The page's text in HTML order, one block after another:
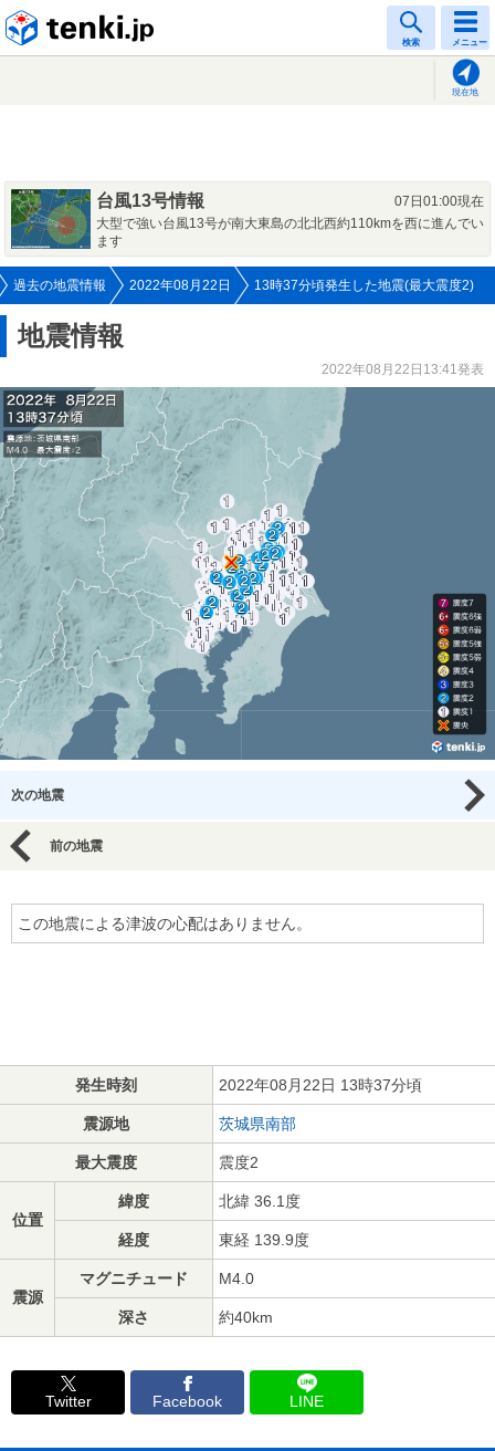
検索 メニュー
現在地
台風13号情報
07日01:00現在
大型で強い台風13号が南大東島の北北西約110kmを西に進んでい
ます
過去の地震情報 2022年08月22日 13時37分頃発生した地震(最大震度2)
地震情報
2022年08月22日13:41発表
次の地震
前の地震
この地震による津波の心配はありません。
発生時刻 2022年08月22日 13時37分頃
震源地 茨城県南部
最大震度 震度2
位置
緯度 北緯 36.1度
経度 東経 139.9度
震源
マグニチュード M4.0
深さ 約40km
Twitter Facebook LINE